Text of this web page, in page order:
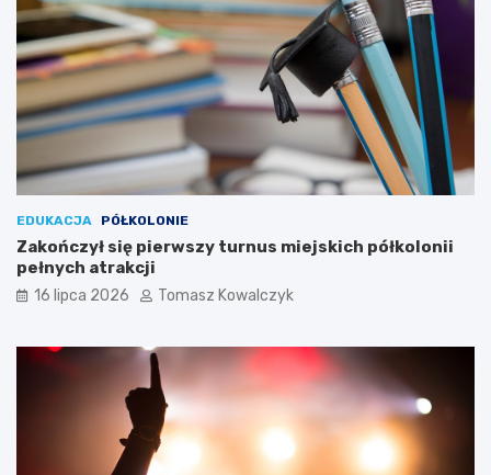
EDUKACJA PÓŁKOLONIE
Zakończył się pierwszy turnus miejskich półkolonii
pełnych atrakcji
16 lipca 2026 Tomasz Kowalczyk